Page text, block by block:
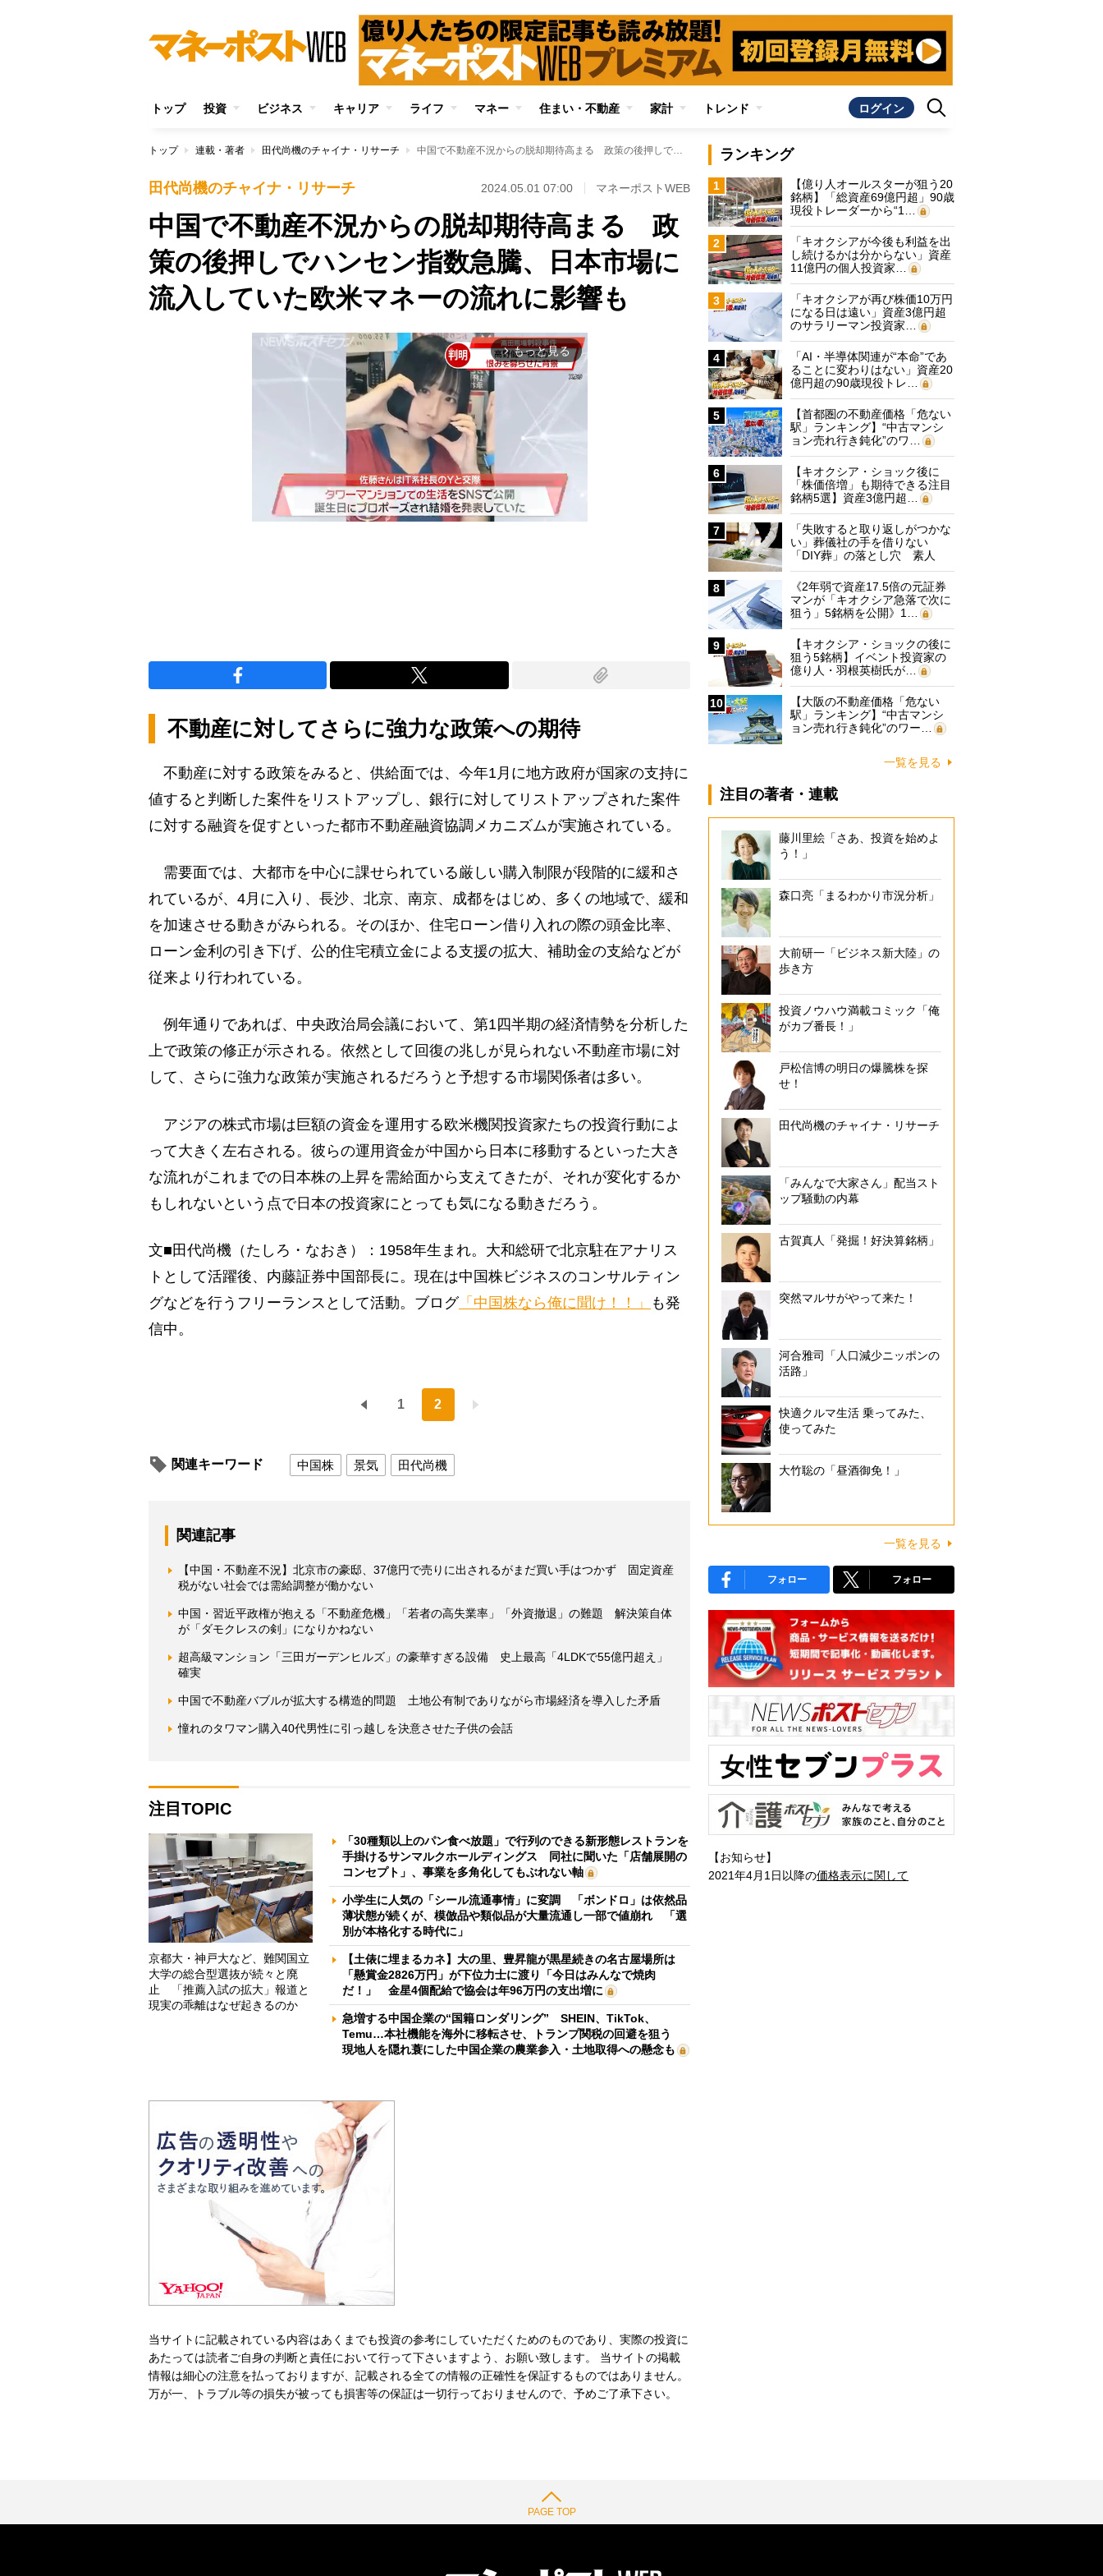
トップ 投資 ビジネス キャリア ライフ マネー 住まい・不動産 家計 トレンド ログイン
トップ 連載・著者 田代尚機のチャイナ・リサーチ 中国で不動産不況からの脱却期待高まる 政策の後押しでハンセン指数急騰、日本市場に流入していた欧米マネーの流れに影響も
田代尚機のチャイナ・リサーチ 2024.05.01 07:00 マネーポストWEB
中国で不動産不況からの脱却期待高まる 政
策の後押しでハンセン指数急騰、日本市場に
流入していた欧米マネーの流れに影響も
arrow_forward_ios もっと見る
不動産に対してさらに強力な政策への期待
不動産に対する政策をみると、供給面では、今年1月に地方政府が国家の支持に
値すると判断した案件をリストアップし、銀行に対してリストアップされた案件
に対する融資を促すといった都市不動産融資協調メカニズムが実施されている。
需要面では、大都市を中心に課せられている厳しい購入制限が段階的に緩和さ
れているが、4月に入り、長沙、北京、南京、成都をはじめ、多くの地域で、緩和
を加速させる動きがみられる。そのほか、住宅ローン借り入れの際の頭金比率、
ローン金利の引き下げ、公的住宅積立金による支援の拡大、補助金の支給などが
従来より行われている。
例年通りであれば、中央政治局会議において、第1四半期の経済情勢を分析した
上で政策の修正が示される。依然として回復の兆しが見られない不動産市場に対
して、さらに強力な政策が実施されるだろうと予想する市場関係者は多い。
アジアの株式市場は巨額の資金を運用する欧米機関投資家たちの投資行動によ
って大きく左右される。彼らの運用資金が中国から日本に移動するといった大き
な流れがこれまでの日本株の上昇を需給面から支えてきたが、それが変化するか
もしれないという点で日本の投資家にとっても気になる動きだろう。
文■田代尚機（たしろ・なおき）：1958年生まれ。大和総研で北京駐在アナリス
トとして活躍後、内藤証券中国部長に。現在は中国株ビジネスのコンサルティン
グなどを行うフリーランスとして活動。ブログ「中国株なら俺に聞け！！」
も発
信中。
1 2
関連キーワード 中国株 景気 田代尚機
関連記事
【中国・不動産不況】北京市の豪邸、37億円で売りに出されるがまだ買い手はつかず 固定資産
税がない社会では需給調整が働かない
中国・習近平政権が抱える「不動産危機」「若者の高失業率」「外資撤退」の難題 解決策自体
が「ダモクレスの剣」になりかねない
超高級マンション「三田ガーデンヒルズ」の豪華すぎる設備 史上最高「4LDKで55億円超え」
確実
中国で不動産バブルが拡大する構造的問題 土地公有制でありながら市場経済を導入した矛盾
憧れのタワマン購入40代男性に引っ越しを決意させた子供の会話
注目TOPIC
京都大・神戸大など、難関国立
大学の総合型選抜が続々と廃
止 「推薦入試の拡大」報道と
現実の乖離はなぜ起きるのか
「30種類以上のパン食べ放題」で行列のできる新形態レストランを
手掛けるサンマルクホールディングス 同社に聞いた「店舗展開の
コンセプト」、事業を多角化してもぶれない軸
小学生に人気の「シール流通事情」に変調 「ボンドロ」は依然品
薄状態が続くが、模倣品や類似品が大量流通し一部で値崩れ 「選
別が本格化する時代に」
【土俵に埋まるカネ】大の里、豊昇龍が黒星続きの名古屋場所は
「懸賞金2826万円」が下位力士に渡り「今日はみんなで焼肉
だ！」 金星4個配給で協会は年96万円の支出増に
急増する中国企業の“国籍ロンダリング” SHEIN、TikTok、
Temu…本社機能を海外に移転させ、トランプ関税の回避を狙う
現地人を隠れ蓑にした中国企業の農業参入・土地取得への懸念も
当サイトに記載されている内容はあくまでも投資の参考にしていただくためのものであり、実際の投資に
あたっては読者ご自身の判断と責任において行って下さいますよう、お願い致します。 当サイトの掲載
情報は細心の注意を払っておりますが、記載される全ての情報の正確性を保証するものではありません。
万が一、トラブル等の損失が被っても損害等の保証は一切行っておりませんので、予めご了承下さい。
ランキング
1
【億り人オールスターが狙う20
銘柄】「総資産69億円超」90歳
現役トレーダーから“1…
2
「キオクシアが今後も利益を出
し続けるかは分からない」資産
11億円の個人投資家…
3
「キオクシアが再び株価10万円
になる日は遠い」資産3億円超
のサラリーマン投資家…
4
「AI・半導体関連が“本命”であ
ることに変わりはない」資産20
億円超の90歳現役トレ…
5
【首都圏の不動産価格「危ない
駅」ランキング】“中古マンシ
ョン売れ行き鈍化”のワ…
6
【キオクシア・ショック後に
「株価倍増」も期待できる注目
銘柄5選】資産3億円超…
7
「失敗すると取り返しがつかな
い」葬儀社の手を借りない
「DIY葬」の落とし穴 素人
に…
8
《2年弱で資産17.5倍の元証券
マンが「キオクシア急落で次に
狙う」5銘柄を公開》1…
9
【キオクシア・ショックの後に
狙う5銘柄】イベント投資家の
億り人・羽根英樹氏が…
10
【大阪の不動産価格「危ない
駅」ランキング】“中古マンシ
ョン売れ行き鈍化”のワー…
一覧を見る
注目の著者・連載
藤川里絵「さあ、投資を始めよ
う！」
森口亮「まるわかり市況分析」
大前研一「ビジネス新大陸」の
歩き方
投資ノウハウ満載コミック「俺
がカブ番長！」
戸松信博の明日の爆騰株を探
せ！
田代尚機のチャイナ・リサーチ
「みんなで大家さん」配当スト
ップ騒動の内幕
古賀真人「発掘！好決算銘柄」
突然マルサがやって来た！
河合雅司「人口減少ニッポンの
活路」
快適クルマ生活 乗ってみた、
使ってみた
大竹聡の「昼酒御免！」
一覧を見る
フォロー フォロー
【お知らせ】
2021年4月1日以降の価格表示に関して
PAGE TOP